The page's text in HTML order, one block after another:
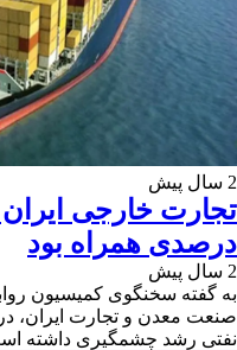
2 سال پیش
درصدی همراه بود
2 سال پیش
به گفته سخنگوی کمیسیون
صنعت معدن و تجارت ایران،
نفتی رشد چشمگیری داشته‌